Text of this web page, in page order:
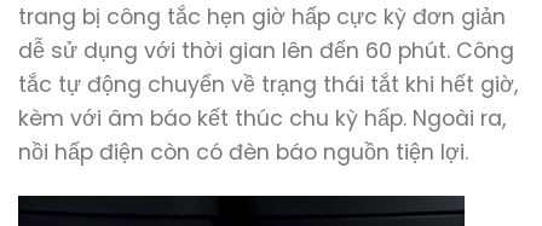
trang bị công tắc hẹn giờ hấp cực kỳ đơn giản
dễ sử dụng với thời gian lên đến 60 phút. Công
tắc tự động chuyển về trạng thái tắt khi hết giờ,
kèm với âm báo kết thúc chu kỳ hấp. Ngoài ra,
nồi hấp điện còn có đèn báo nguồn tiện lợi.